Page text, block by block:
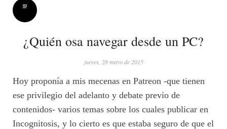
¿Quién osa navegar desde un PC?
jueves, 28 mayo de 2015
Hoy proponía a mis mecenas en Patreon -que tienen
ese privilegio del adelanto y debate previo de
contenidos- varios temas sobre los cuales publicar en
Incognitosis, y lo cierto es que estaba seguro de que el